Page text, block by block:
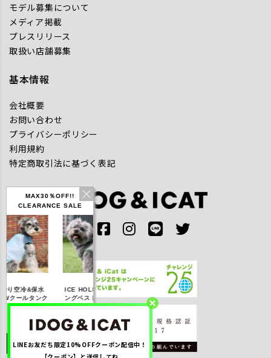
MAX30％OFF!!
CLEARANCE SALE
空冷&保水
クールタンク
く見る
ICE HOLD フィッシ
ングベスト 保冷剤付
円(税込み)
詳しく見る
IDOG ICE HOLD ネ
ッククーラー 保冷剤
円(税込み)
詳しく見る
モデル募集について
メディア掲載
プレスリリース
取扱い店舗募集
基本情報
会社概要
お問い合わせ
プライバシーポリシー
利用規約
特定商取引法に基づく表記
LINEお友だち限定10%OFFクーポン配信中！